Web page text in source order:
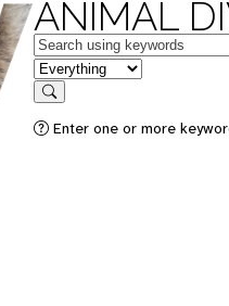
ANIMAL
Keywords
in feature
Search
Enter one or more